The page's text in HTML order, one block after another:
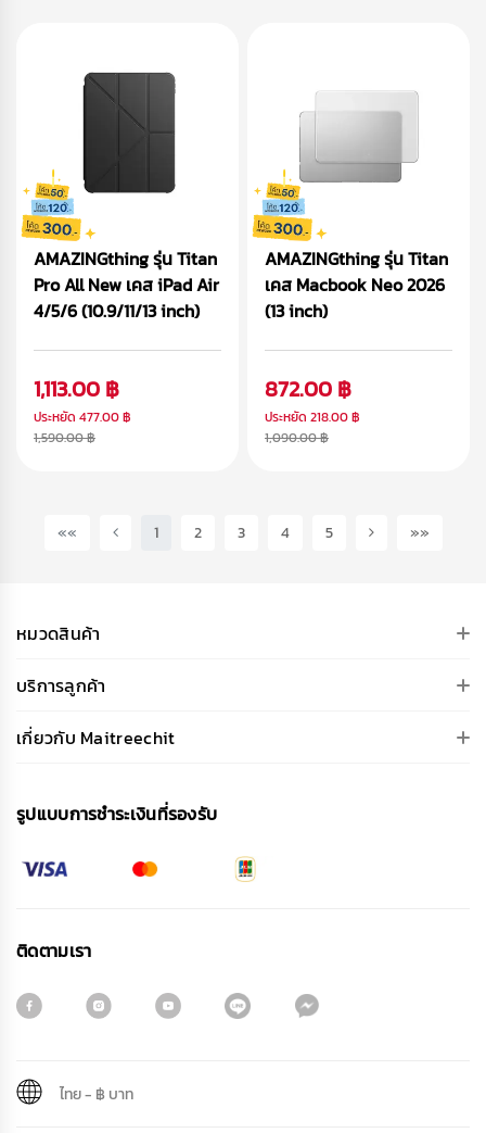
AMAZINGthing รุ่น Titan
Pro All New เคส iPad Air
4/5/6 (10.9/11/13 inch)
1,113.00 ฿
ประหยัด 477.00 ฿
1,590.00 ฿
AMAZINGthing รุ่น Titan
เคส Macbook Neo 2026
(13 inch)
872.00 ฿
ประหยัด 218.00 ฿
1,090.00 ฿
«« 1(current)
2 3 4 5 »»
หมวดสินค้า
บริการลูกค้า
เกี่ยวกับ Maitreechit
รูปแบบการชําระเงินที่รองรับ
ติดตามเรา
ไทย- ฿ บาท